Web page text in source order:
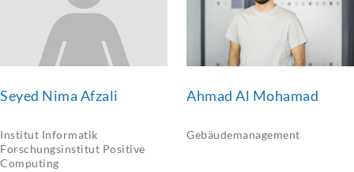
Seyed Nima Afzali
Institut Informatik
Forschungsinstitut Positive
Computing
Ahmad Al Mohamad
Gebäudemanagement